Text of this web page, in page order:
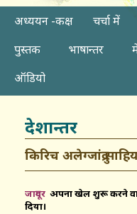
अध्ययन -कक्ष चर्चा में
पुस्तक
भाषान्तर
ऑडियो
देशान्तर
किरिच अलेग्जांद्रु
जादूगर अपना खेल शुरू करने
दिया।